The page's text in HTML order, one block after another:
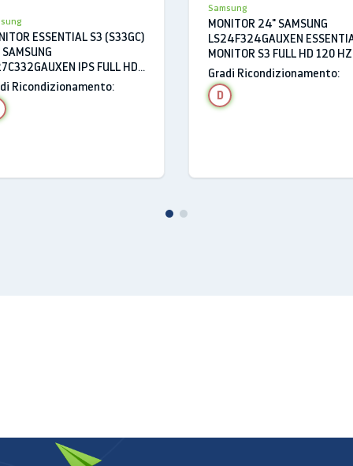
60 Hz)
Charging USB-C/DisplayPort Porta di ricarica USB-C
ESSENTIAL S3 (S33GC)
IPS FULL HD
100 HZ 4 MS HDMI
Ricondizionamento:
Samsung
MONITOR 24" SAMSUNG
LS24F324GAUXEN
MONITOR S3 FULL HD 120
MS HDMI NERO
Gradi Ricondizionamento:
D